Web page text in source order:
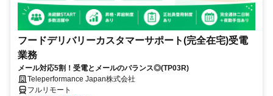
フードデリバリーカスタマーサポート(完全在宅)受電
業務
メール対応5割！受電とメールのバランス◎(TP03R)
Teleperformance Japan株式会社
フルリモート